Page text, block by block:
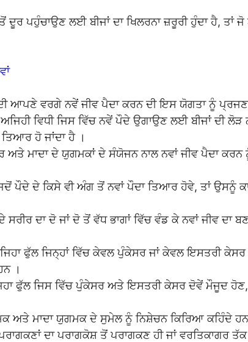
ਪਹੁੰਚਾਉਣ ਲਈ ਬੀਜਾਂ ਦਾ ਖਿਲਰਨਾ ਜ਼ਰੂਰੀ ਹੁੰਦਾ ਹੈ, ਤਾਂ
ਆਪਣੇ ਵਰਗੇ ਨਵੇਂ ਜੀਵ ਪੈਦਾ ਕਰਨ ਦੀ ਇਸ ਯੋਗਤਾ ਨੂੰ
ਵਿਧੀ ਜਿਸ ਵਿੱਚ ਨਵੇਂ ਪੌਦੇ ਉਗਾਉਣ ਲਈ ਬੀਜਾਂ ਦੀ ਲੋੜ
ਹੋ ਜਾਂਦਾ ਹੈ ।
ਅਤੇ ਮਾਦਾ ਦੇ ਯੁਗਮਕਾਂ ਦੇ ਸੰਯੋਜਨ ਨਾਲ ਨਵਾਂ ਜੀਵ ਪੈਦਾ ਕਰਨ
ਪੌਦੇ ਦੇ ਕਿਸੇ ਵੀ ਅੰਗ ਤੋਂ ਨਵਾਂ ਪੌਦਾ ਤਿਆਰ ਹੋਵੇ, ਤਾਂ ਉਸਨੂੰ
ਦਾ ਦੋ ਜਾਂ ਦੋ ਤੋਂ ਵੱਧ ਭਾਗਾਂ ਵਿੱਚ ਵੰਡ ਕੇ ਨਵਾਂ ਜੀਵ ਦਾ
ਫੁੱਲ ਜਿਨ੍ਹਾਂ ਵਿੱਚ ਕੇਵਲ ਪੁੰਕੇਸਰ ਜਾਂ ਕੇਵਲ ਇਸਤਰੀ
।
ਫੁੱਲ ਜਿਸ ਵਿੱਚ ਪੁੰਕੇਸਰ ਅਤੇ ਇਸਤਰੀ ਕੇਸਰ ਦੋਵੇਂ ਮੌਜੂਦ
ਅਤੇ ਮਾਦਾ ਯੁਗਮਕ ਦੇ ਸੁਮੇਲ ਨੂੰ ਨਿਸ਼ੇਚਨ ਕਿਰਿਆ ਕਹਿੰਦੇ
ਦਾ ਪਰਾਗਕੋਸ਼ ਤੋਂ ਪਰਾਗਕਣ ਹੀ ਜਾਂ ਵਰਤਿਕਾਗਰ